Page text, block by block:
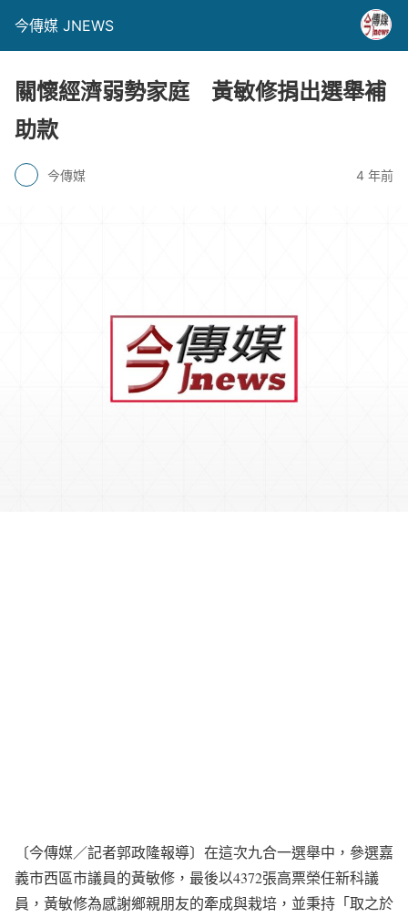
今傳媒 JNEWS
關懷經濟弱勢家庭 黃敏修捐出選舉補
助款
今傳媒 4 年前
〔今傳媒／記者郭政隆報導〕在這次九合一選舉中，參選嘉
義市西區市議員的黃敏修，最後以4372張高票榮任新科議
員，黃敏修為感謝鄉親朋友的牽成與栽培，並秉持「取之於